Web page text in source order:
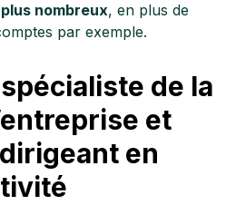
nombreux, en plus de
par exemple.
de la
et
en